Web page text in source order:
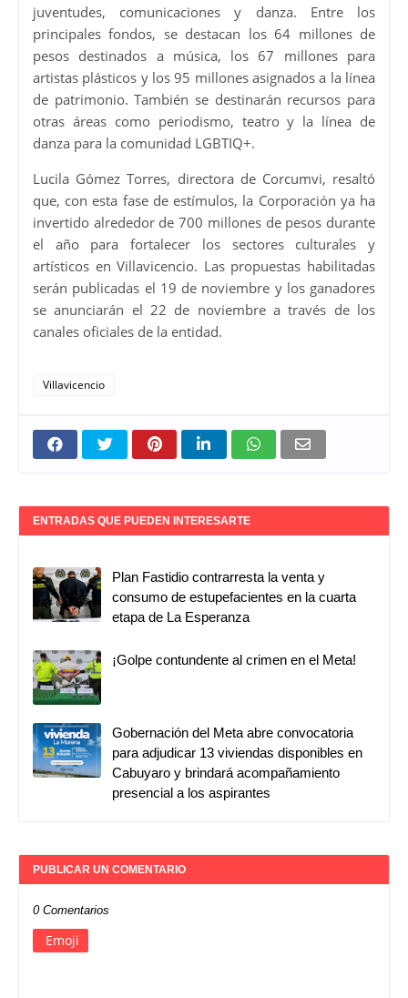
juventudes, comunicaciones y danza. Entre los
principales fondos, se destacan los 64 millones de
pesos destinados a música, los 67 millones para
artistas plásticos y los 95 millones asignados a la línea
de patrimonio. También se destinarán recursos para
otras áreas como periodismo, teatro y la línea de
danza para la comunidad LGBTIQ+.
Lucila Gómez Torres, directora de Corcumvi, resaltó
que, con esta fase de estímulos, la Corporación ya ha
invertido alrededor de 700 millones de pesos durante
el año para fortalecer los sectores culturales y
artísticos en Villavicencio. Las propuestas habilitadas
serán publicadas el 19 de noviembre y los ganadores
se anunciarán el 22 de noviembre a través de los
canales oficiales de la entidad.
Villavicencio
ENTRADAS QUE PUEDEN INTERESARTE
Plan Fastidio contrarresta la venta y
consumo de estupefacientes en la cuarta
etapa de La Esperanza
¡Golpe contundente al crimen en el Meta!
Gobernación del Meta abre convocatoria
para adjudicar 13 viviendas disponibles en
Cabuyaro y brindará acompañamiento
presencial a los aspirantes
PUBLICAR UN COMENTARIO
0 Comentarios
Emoji